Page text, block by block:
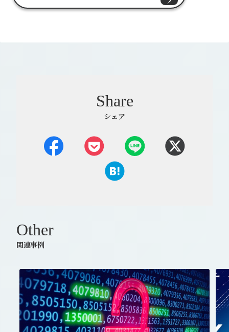
Share
シェア
Other
関連事例